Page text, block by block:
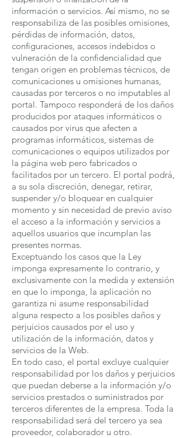
información o servicios. Así mismo, no se
responsabiliza de las posibles omisiones,
pérdidas de información, datos,
configuraciones, accesos indebidos o
vulneración de la confidencialidad que
tengan origen en problemas técnicos, de
comunicaciones u omisiones humanas,
causadas por terceros o no imputables al
portal. Tampoco responderá de los daños
producidos por ataques informáticos o
causados por virus que afecten a
programas informáticos, sistemas de
comunicaciones o equipos utilizados por
la página web pero fabricados o
facilitados por un tercero. El portal podrá,
a su sola discreción, denegar, retirar,
suspender y/o bloquear en cualquier
momento y sin necesidad de previo aviso
el acceso a la información y servicios a
aquellos usuarios que incumplan las
presentes normas.
Exceptuando los casos que la Ley
imponga expresamente lo contrario, y
exclusivamente con la medida y extensión
en que lo imponga, la aplicación no
garantiza ni asume responsabilidad
alguna respecto a los posibles daños y
perjuicios causados por el uso y
utilización de la información, datos y
servicios de la Web.
En todo caso, el portal excluye cualquier
responsabilidad por los daños y perjuicios
que puedan deberse a la información y/o
servicios prestados o suministrados por
terceros diferentes de la empresa. Toda la
responsabilidad será del tercero ya sea
proveedor, colaborador u otro.